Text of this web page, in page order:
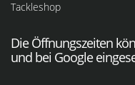
Tackleshop
Die Öffnungszeiten
und bei Google